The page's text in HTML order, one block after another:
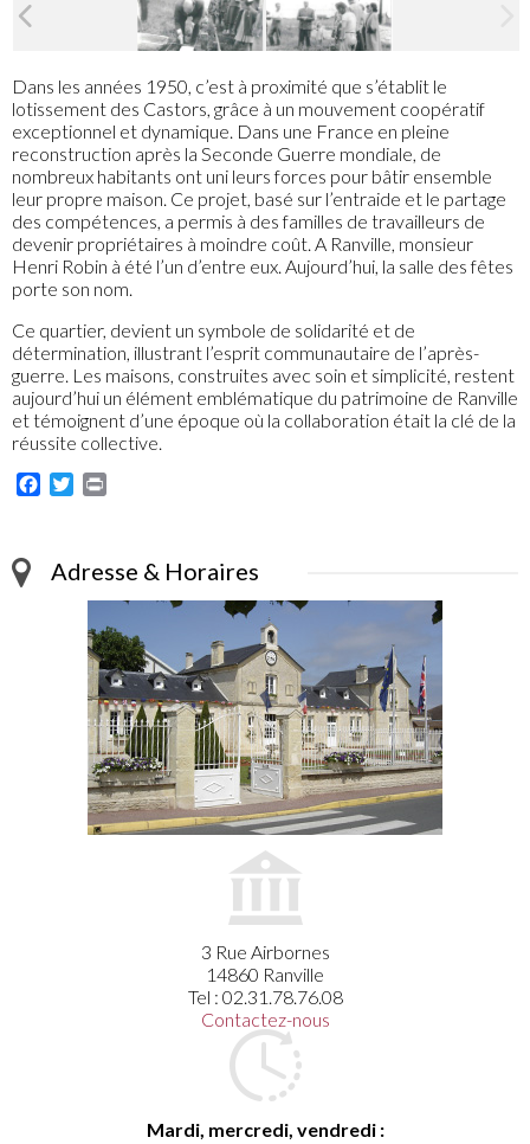
Dans les années 1950, c’est à proximité que s’établit le
lotissement des Castors, grâce à un mouvement coopératif
exceptionnel et dynamique. Dans une France en pleine
reconstruction après la Seconde Guerre mondiale, de
nombreux habitants ont uni leurs forces pour bâtir ensemble
leur propre maison. Ce projet, basé sur l’entraide et le partage
des compétences, a permis à des familles de travailleurs de
devenir propriétaires à moindre coût. A Ranville, monsieur
Henri Robin à été l’un d’entre eux. Aujourd’hui, la salle des fêtes
porte son nom.
Ce quartier, devient un symbole de solidarité et de
détermination, illustrant l’esprit communautaire de l’après-
guerre. Les maisons, construites avec soin et simplicité, restent
aujourd’hui un élément emblématique du patrimoine de Ranville
et témoignent d’une époque où la collaboration était la clé de la
réussite collective.
Facebook
Twitter
Adresse & Horaires
3 Rue Airbornes
14860 Ranville
Tel : 02.31.78.76.08
Contactez-nous
Mardi, mercredi, vendredi :